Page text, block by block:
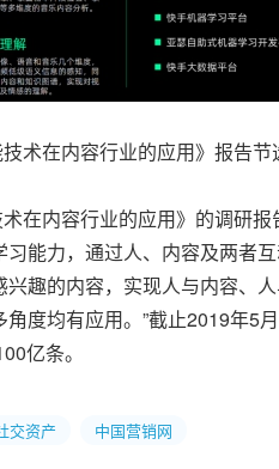
技术在内容行业的应用》报告节
内容行业的应用》的调研报
能力，通过人、内容及两者
趣的内容，实现人与内容、
度均有应用。”截止2019年5
亿条。
交资产 中国营销网